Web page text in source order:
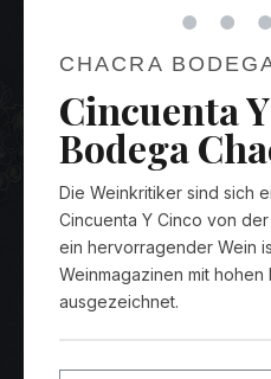
CHACRA
Cincuenta
Bodega
Die Weinkritiker sind sich
Cincuenta Y Cinco von
ein hervorragender Wein
Weinmagazinen mit hohen
ausgezeichnet.